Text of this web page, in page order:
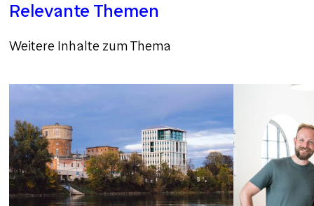
Relevante Themen
Weitere Inhalte zum Thema